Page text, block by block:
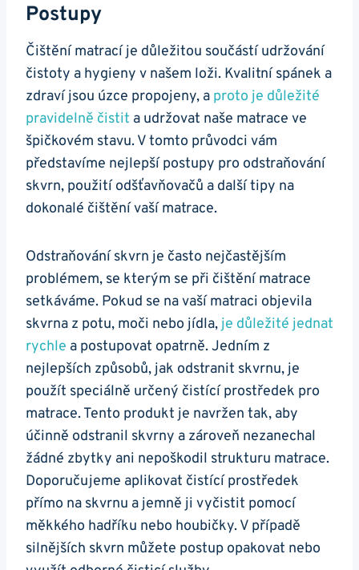
Postupy
Čištění matrací je důležitou součástí udržování
čistoty a hygieny v našem loži. Kvalitní spánek a
zdraví jsou úzce propojeny, a proto je důležité
pravidelně čistit a udržovat naše matrace ve
špičkovém stavu. V tomto průvodci vám
představíme nejlepší postupy pro odstraňování
skvrn, použití odšťavňovačů a další tipy na
dokonalé čištění vaší matrace.
Odstraňování skvrn je často nejčastějším
problémem, se kterým se při čištění matrace
setkáváme. Pokud se na vaší matraci objevila
skvrna z potu, moči nebo jídla, je důležité jednat
rychle a postupovat opatrně. Jedním z
nejlepších způsobů, jak odstranit skvrnu, je
použít speciálně určený čistící prostředek pro
matrace. Tento produkt je navržen tak, aby
účinně odstranil skvrny a zároveň nezanechal
žádné zbytky ani nepoškodil strukturu matrace.
Doporučujeme aplikovat čistící prostředek
přímo na skvrnu a jemně ji vyčistit pomocí
měkkého hadříku nebo houbičky. V případě
silnějších skvrn můžete postup opakovat nebo